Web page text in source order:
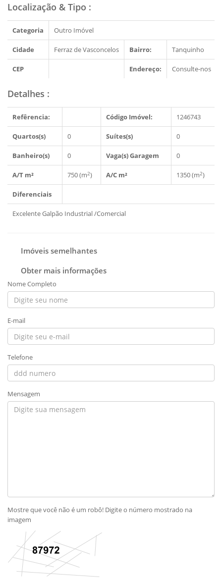
Localização & Tipo :
Categoria Outro Imóvel
Cidade Ferraz de Vasconcelos Bairro: Tanquinho
CEP Endereço: Consulte-nos
Detalhes :
Refêrencia: Código Imóvel: 1246743
Quartos(s) 0 Suítes(s) 0
Banheiro(s) 0 Vaga(s) Garagem 0
A/T m² 750 (m2) A/C m² 1350 (m2)
Diferenciais
Excelente Galpão Industrial /Comercial
Imóveis semelhantes
Obter mais informações
Nome Completo
E-mail
Telefone
Mensagem
Mostre que você não é um robô! Digite o número mostrado na
imagem